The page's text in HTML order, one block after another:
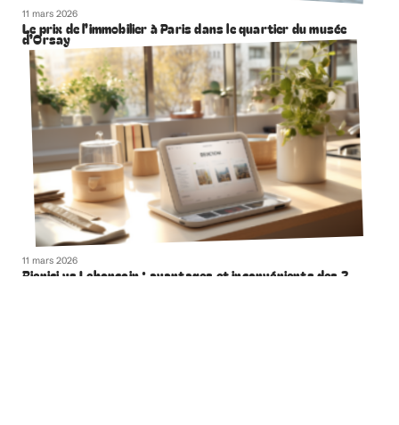
11 mars 2026
Le prix de l’immobilier à Paris dans le quartier du musée
d’Orsay
11 mars 2026
Bienici vs Leboncoin : avantages et inconvénients des 2